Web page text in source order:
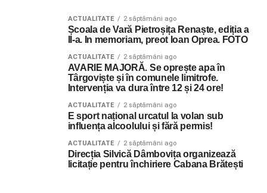
ACTUALITATE 2 săptămâni ago
Școala de Vară Pietroșița Renaște, ediția a
II-a. In memoriam, preot Ioan Oprea. FOTO
ACTUALITATE 2 săptămâni ago
AVARIE MAJORĂ. Se oprește apa în
Târgoviște și în comunele limitrofe.
Intervenția va dura între 12 și 24 ore!
ACTUALITATE 2 săptămâni ago
E sport național urcatul la volan sub
influența alcoolului și fără permis!
ACTUALITATE 2 săptămâni ago
Direcția Silvică Dâmbovița organizează
licitație pentru închiriere Cabana Brătești